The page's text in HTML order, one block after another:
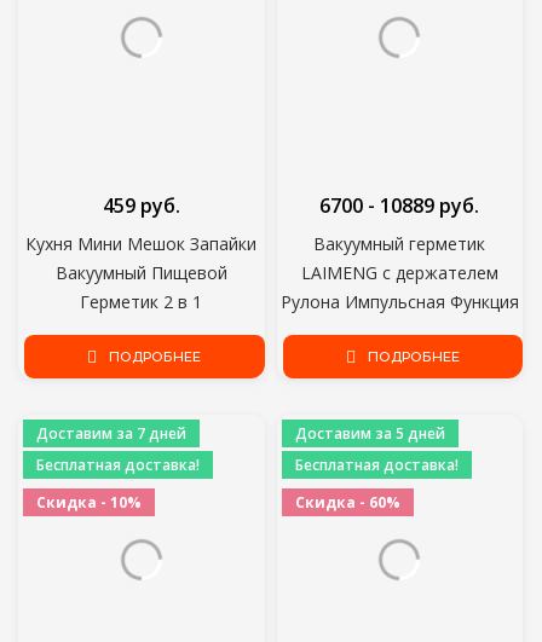
Кухня Мини Мешок Запайки
Вакуумный Пищевой
Герметик 2 в 1
Термоуплотнитель Ручной
Портативный Мешок
Машина
459 руб.
ПОДРОБНЕЕ
Вакуумный герметик
LAIMENG с держателем
Рулона Импульсная Функция
Sous Vide Вакуумная
упаковочная Машина Для
продуктов Упаковщик
Вакуумных мешков S285
6700 - 10889 руб.
ПОДРОБНЕЕ
Доставим за 7 дней
Бесплатная доставка!
Скидка - 10%
Доставим за 5 дней
Бесплатная доставка!
Скидка - 60%